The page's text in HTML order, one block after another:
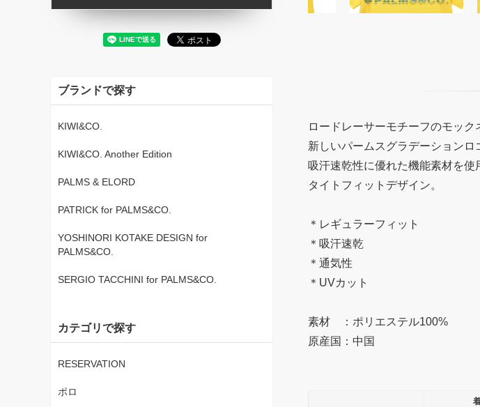
ロードレーサーモチーフのモック
新しいパームスグラデーションロ
吸汗速乾性に優れた機能素材を
タイトフィットデザイン。
＊レギュラーフィット
＊吸汗速乾
＊通気性
＊UVカット
素材 ：ポリエステル100%
原産国：中国
ブランドで探す
KIWI&CO.
KIWI&CO. Another Edition
PALMS & ELORD
PATRICK for PALMS&CO.
YOSHINORI KOTAKE DESIGN for
PALMS&CO.
SERGIO TACCHINI for PALMS&CO.
カテゴリで探す
RESERVATION
ポロ